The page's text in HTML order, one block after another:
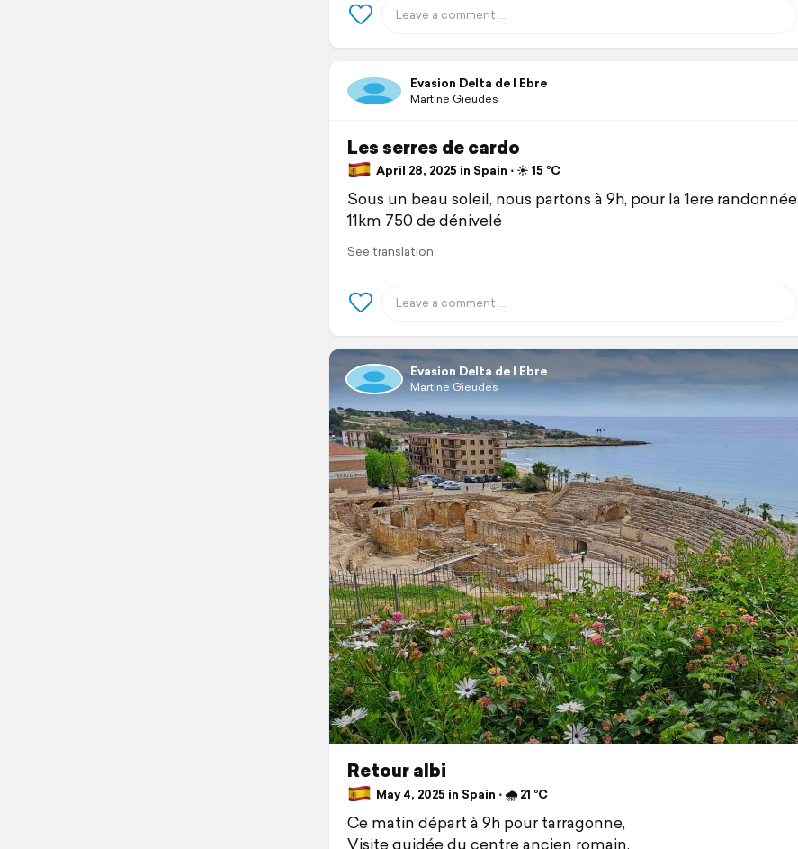
Evasion Delta de l Ebre
Martine Gieudes
Les serres de cardo
April 28, 2025 in Spain ⋅ ☀️ 15 °C
Sous un beau soleil, nous partons à 9h, pour la 1ere randonnée
11km 750 de dénivelé
See translation
Evasion Delta de l Ebre
Martine Gieudes
Retour albi
May 4, 2025 in Spain ⋅ 🌧 21 °C
Ce matin départ à 9h pour tarragonne,
Visite guidée du centre ancien romain.